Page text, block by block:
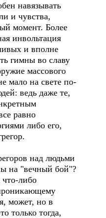
навязывать
и чувства,
момент. Более
инвольтация
и вполне
гимны во славу
массового
мало на свете по-
ведь даже те,
равно
либо его,
над людьми
на "вечный бой"?
либо
может, но в
только тогда,